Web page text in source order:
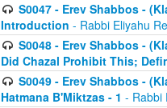
S0047 - Erev Shabbos -
Introduction - Rabbi Eliyahu
S0048 - Erev Shabbos -
Did Chazal Prohibit This;
S0049 - Erev Shabbos -
Hatmana B'Miktzas - 1 - Rabbi